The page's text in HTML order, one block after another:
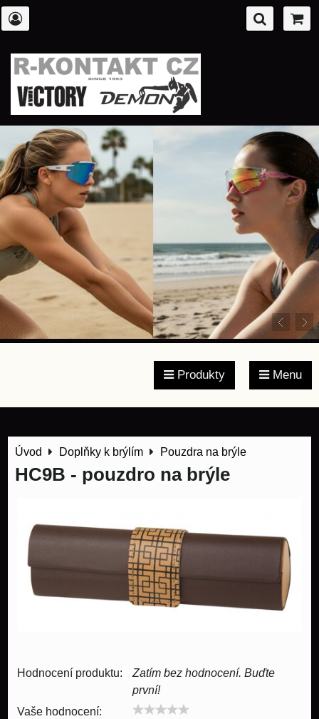
Produkty Menu
Úvod Doplňky k brýlím Pouzdra na brýle
HC9B - pouzdro na brýle
Hodnocení produktu:
Zatím bez hodnocení. Buďte
první!
Vaše hodnocení: